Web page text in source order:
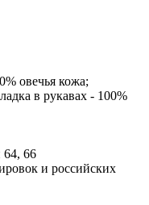
овечья кожа;
в рукавах - 100%
64, 66
и российских